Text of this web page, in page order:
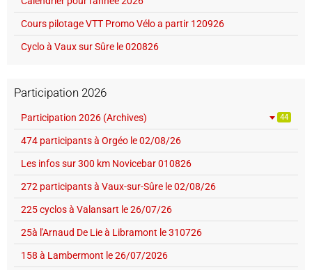
Cours pilotage VTT Promo Vélo a partir 120926
Cyclo à Vaux sur Sûre le 020826
Participation 2026
Participation 2026 (Archives) 44
474 participants à Orgéo le 02/08/26
Les infos sur 300 km Novicebar 010826
272 participants à Vaux-sur-Sûre le 02/08/26
225 cyclos à Valansart le 26/07/26
25à l'Arnaud De Lie à Libramont le 310726
158 à Lambermont le 26/07/2026